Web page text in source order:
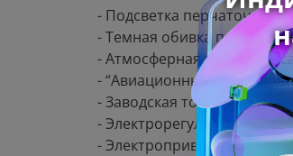
- Подсветка перчаточного
- Темная обивка потолка
- Атмосферная подсветка
- “Авиационные”
- Заводская тонировка
- Электрорегулировка
- Электропривод